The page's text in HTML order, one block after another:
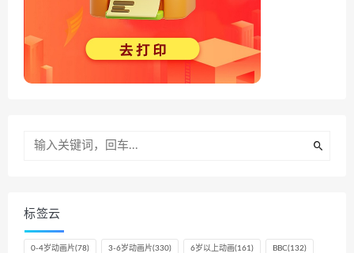
标签云
0-4岁动画片(78) 3-6岁动画片(330) 6岁以上动画(161) BBC(132)